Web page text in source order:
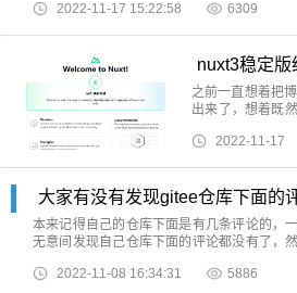
版终于等到了，前排吃
2022-11-17 15:22:58 6309
nuxt3稳定版
之前一直想着把
出来了，想着既
的，所以与vue3
2022-11-17
大家有没有发现gitee仓库下面的
本来记得自己的仓库下面是有几条评论的，
无意间发现自己仓库下面的评论都没有了，
库评论的消息，有的只
2022-11-08 16:34:31 5886